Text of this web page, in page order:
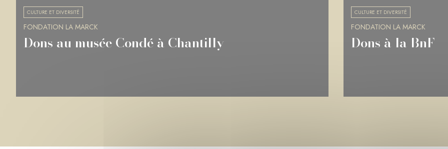
CULTURE ET DIVERSITÉ
FONDATION LA MARCK
Dons à la BnF
CULTURE ET DIVERSITÉ
FONDATION LA MARCK
Château de